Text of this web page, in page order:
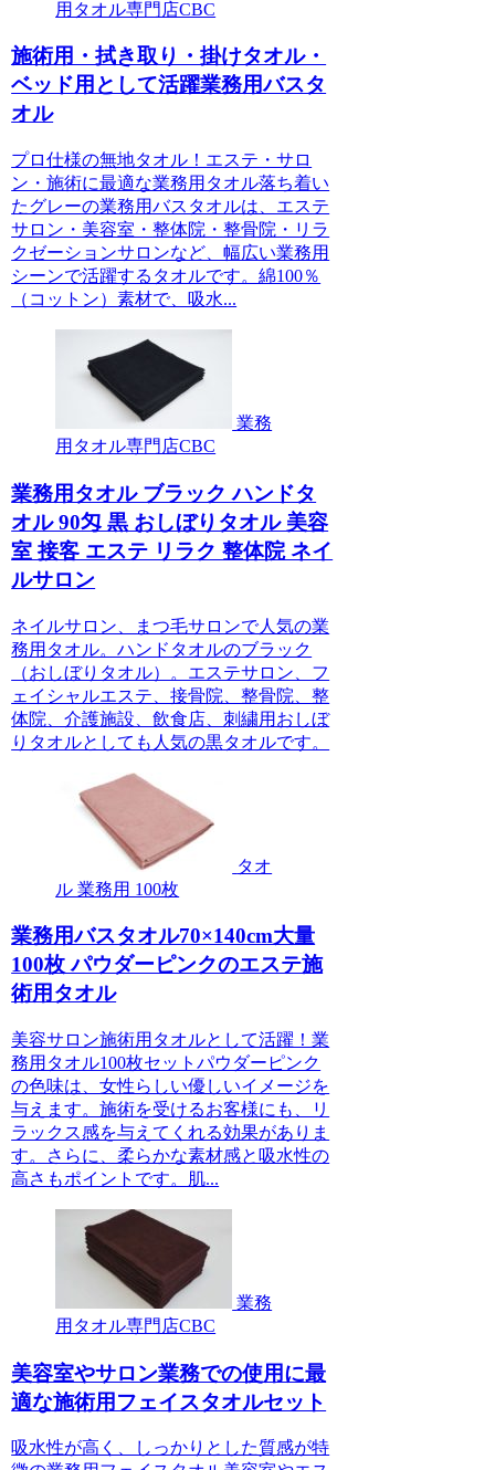
用タオル専門店CBC
施術用・拭き取り・掛けタオル・
ベッド用として活躍業務用バスタ
オル
プロ仕様の無地タオル！エステ・サロ
ン・施術に最適な業務用タオル落ち着い
たグレーの業務用バスタオルは、エステ
サロン・美容室・整体院・整骨院・リラ
クゼーションサロンなど、幅広い業務用
シーンで活躍するタオルです。綿100％
（コットン）素材で、吸水...
業務
用タオル専門店CBC
業務用タオル ブラック ハンドタ
オル 90匁 黒 おしぼりタオル 美容
室 接客 エステ リラク 整体院 ネイ
ルサロン
ネイルサロン、まつ毛サロンで人気の業
務用タオル。ハンドタオルのブラック
（おしぼりタオル）。エステサロン、フ
ェイシャルエステ、接骨院、整骨院、整
体院、介護施設、飲食店、刺繍用おしぼ
りタオルとしても人気の黒タオルです。
タオ
ル 業務用 100枚
業務用バスタオル70×140cm大量
100枚 パウダーピンクのエステ施
術用タオル
美容サロン施術用タオルとして活躍！業
務用タオル100枚セットパウダーピンク
の色味は、女性らしい優しいイメージを
与えます。施術を受けるお客様にも、リ
ラックス感を与えてくれる効果がありま
す。さらに、柔らかな素材感と吸水性の
高さもポイントです。肌...
業務
用タオル専門店CBC
美容室やサロン業務での使用に最
適な施術用フェイスタオルセット
吸水性が高く、しっかりとした質感が特